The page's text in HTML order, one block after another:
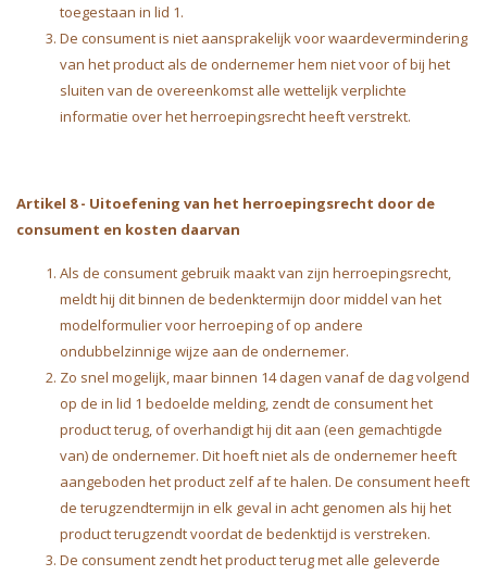
toegestaan in lid 1.
De consument is niet aansprakelijk voor waardevermindering
van het product als de ondernemer hem niet voor of bij het
sluiten van de overeenkomst alle wettelijk verplichte
informatie over het herroepingsrecht heeft verstrekt.
Artikel 8- Uitoefening van het herroepingsrecht door de
consument en kosten daarvan
Als de consument gebruik maakt van zijn herroepingsrecht,
meldt hij dit binnen de bedenktermijn door middel van het
modelformulier voor herroeping of op andere
ondubbelzinnige wijze aan de ondernemer.
Zo snel mogelijk, maar binnen 14 dagen vanaf de dag volgend
op de in lid 1 bedoelde melding, zendt de consument het
product terug, of overhandigt hij dit aan (een gemachtigde
van) de ondernemer. Dit hoeft niet als de ondernemer heeft
aangeboden het product zelf af te halen. De consument heeft
de terugzendtermijn in elk geval in acht genomen als hij het
product terugzendt voordat de bedenktijd is verstreken.
De consument zendt het product terug met alle geleverde